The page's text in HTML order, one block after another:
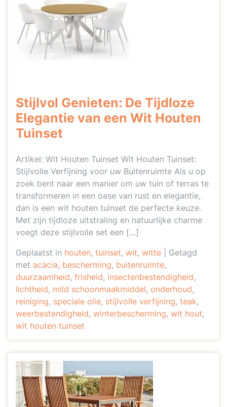
Stijlvol Genieten: De Tijdloze
Elegantie van een Wit Houten
Tuinset
Artikel: Wit Houten Tuinset Wit Houten Tuinset:
Stijlvolle Verfijning voor uw Buitenruimte Als u op
zoek bent naar een manier om uw tuin of terras te
transformeren in een oase van rust en elegantie,
dan is een wit houten tuinset de perfecte keuze.
Met zijn tijdloze uitstraling en natuurlijke charme
voegt deze stijlvolle set een […]
Geplaatst in houten, tuinset, wit, witte
Getagd
met acacia, bescherming, buitenruimte,
duurzaamheid, frisheid, insectenbestendigheid,
lichtheid, mild schoonmaakmiddel, onderhoud,
reiniging, speciale olie, stijlvolle verfijning, teak,
weerbestendigheid, winterbescherming, wit hout,
wit houten tuinset